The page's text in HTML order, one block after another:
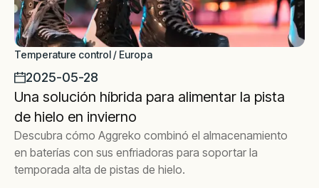
Temperature control / Europa
2025-05-28
Una solución híbrida para alimentar la pista
de hielo en invierno
Descubra cómo Aggreko combinó el almacenamiento
en baterías con sus enfriadoras para soportar la
temporada alta de pistas de hielo.